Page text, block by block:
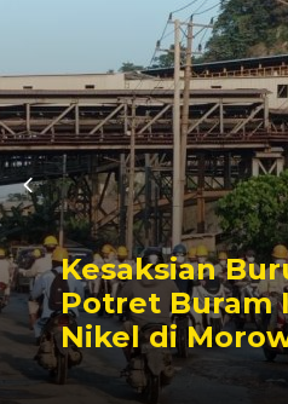
Sengketa
Tambang
Karier Politik